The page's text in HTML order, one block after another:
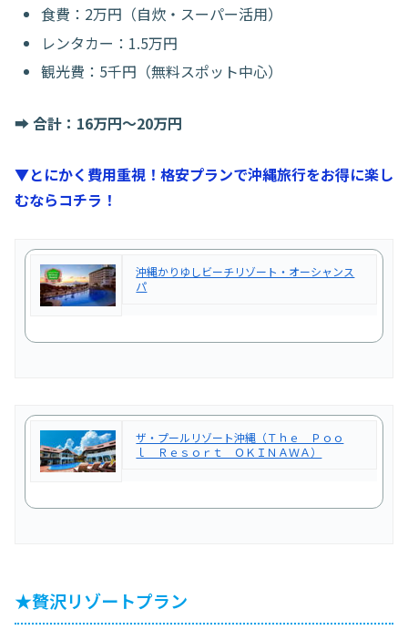
食費：2万円（自炊・スーパー活用）
レンタカー：1.5万円
観光費：5千円（無料スポット中心）
➡️合計：16万円〜20万円
▼とにかく費用重視！格安プランで沖縄旅行をお得に楽し
むならコチラ！
沖縄かりゆしビーチリゾート・オーシャンス
パ
ザ・プールリゾート沖縄（Ｔｈｅ Ｐｏｏ
ｌ Ｒｅｓｏｒｔ ＯＫＩＮＡＷＡ）
★贅沢リゾートプラン